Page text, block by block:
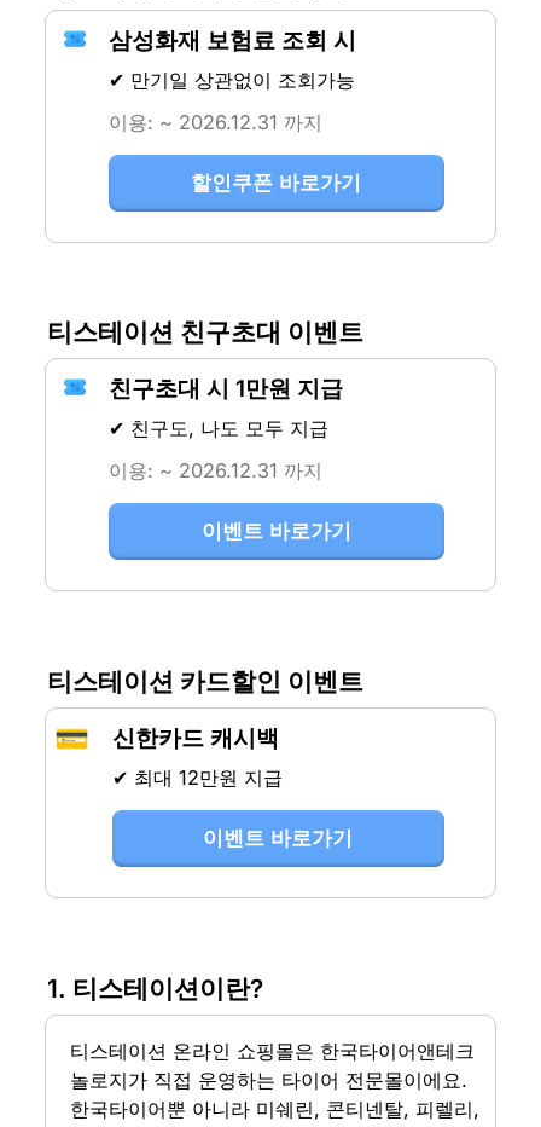
삼성화재 보험료 조회 시
✔ 만기일 상관없이 조회가능
이용: ~ 2026.12.31 까지
할인쿠폰 바로가기
티스테이션 친구초대 이벤트
친구초대 시 1만원 지급
✔ 친구도, 나도 모두 지급
이용: ~ 2026.12.31 까지
이벤트 바로가기
티스테이션 카드할인 이벤트
💳 신한카드 캐시백
✔ 최대 12만원 지급
이벤트 바로가기
1. 티스테이션이란?
티스테이션 온라인 쇼핑몰은 한국타이어앤테크
놀로지가 직접 운영하는 타이어 전문몰이에요.
한국타이어뿐 아니라 미쉐린, 콘티넨탈, 피렐리,